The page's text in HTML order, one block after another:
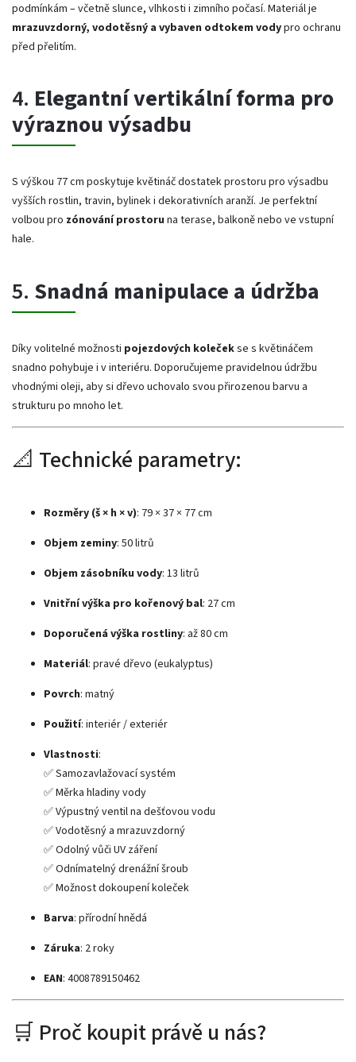
podmínkám – včetně slunce, vlhkosti i zimního počasí. Materiál je
mrazuvzdorný, vodotěsný a vybaven odtokem vodypro ochranu
před přelitím.
4. Elegantní vertikální forma pro
výraznou výsadbu
S výškou 77 cm poskytuje květináč dostatek prostoru pro výsadbu
vyšších rostlin, travin, bylinek i dekorativních aranží. Je perfektní
volbou pro zónování prostoru na terase, balkoně nebo ve vstupní
hale.
5. Snadná manipulace a údržba
Díky volitelné možnosti pojezdových kolečekse s květináčem
snadno pohybuje i v interiéru. Doporučujeme pravidelnou údržbu
vhodnými oleji, aby si dřevo uchovalo svou přirozenou barvu a
strukturu po mnoho let.
📐 Technické parametry:
Rozměry (š × h × v): 79 × 37 × 77 cm
Objem zeminy: 50 litrů
Objem zásobníku vody: 13 litrů
Vnitřní výška pro kořenový bal: 27 cm
Doporučená výška rostliny: až 80 cm
Materiál: pravé dřevo (eukalyptus)
Povrch: matný
Použití: interiér / exteriér
Vlastnosti:
✅ Samozavlažovací systém
✅ Měrka hladiny vody
✅ Výpustný ventil na dešťovou vodu
✅ Vodotěsný a mrazuvzdorný
✅ Odolný vůči UV záření
✅ Odnímatelný drenážní šroub
✅ Možnost dokoupení koleček
Barva: přírodní hnědá
Záruka: 2 roky
EAN: 4008789150462
🛒 Proč koupit právě u nás?